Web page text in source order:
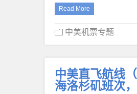
Read More
中美机票专题
中美直飞航线
海洛杉矶班次